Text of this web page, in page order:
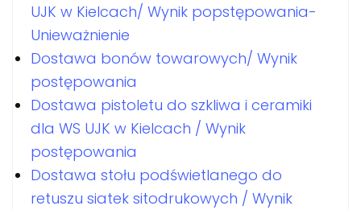
UJK w Kielcach/ Wynik popstępowania-
Unieważnienie
Dostawa bonów towarowych/ Wynik
postępowania
Dostawa pistoletu do szkliwa i ceramiki
dla WS UJK w Kielcach / Wynik
postępowania
Dostawa stołu podświetlanego do
retuszu siatek sitodrukowych / Wynik